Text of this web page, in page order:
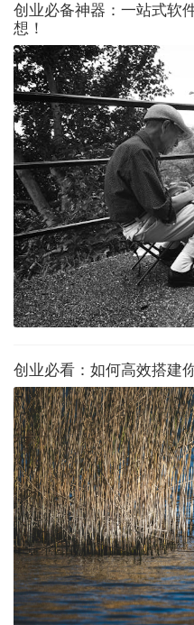
创业必备神器：一站式软
想！
创业必看：如何高效搭建